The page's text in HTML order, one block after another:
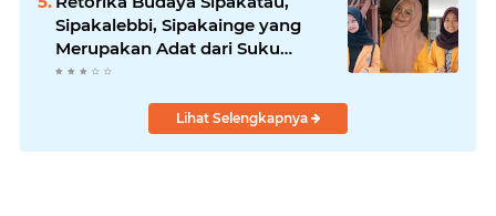
Sipakalebbi, Sipakainge yang
Merupakan Adat dari Suku
Bugis
Lihat Selengkapnya